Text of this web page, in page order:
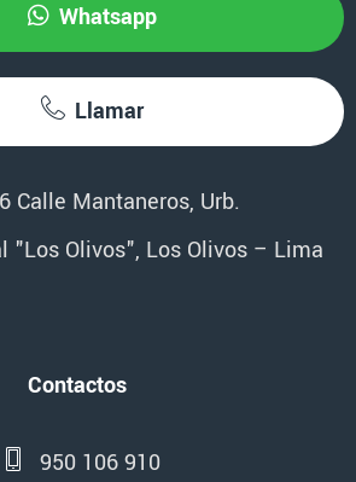
Whatsapp
Llamar
Calle Mantaneros, Urb.
"Los Olivos", Los Olivos – Lima
Contactos
950 106 910